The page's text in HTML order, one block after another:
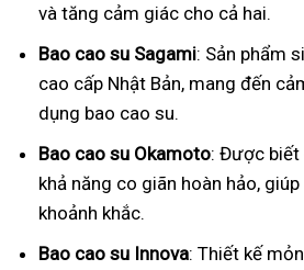
và tăng cảm giác cho cả hai.
Bao cao su Sagami: Sản phẩm
cao cấp Nhật Bản, mang đến
dụng bao cao su.
Bao cao su Okamoto: Được biết
khả năng co giãn hoàn hảo,
khoảnh khắc.
Bao cao su Innova: Thiết kế